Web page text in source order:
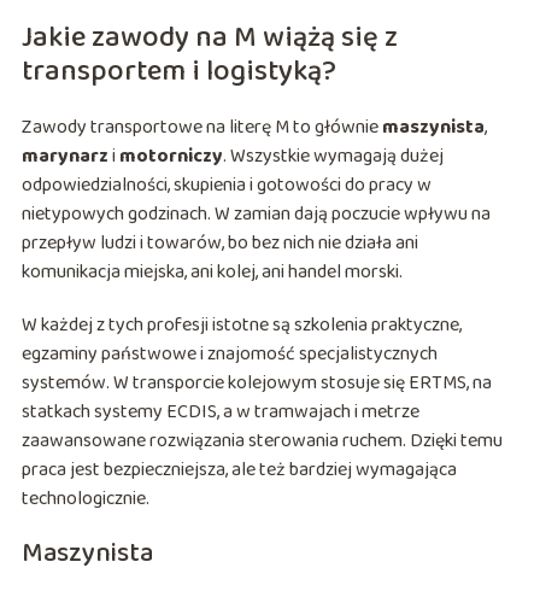
Jakie zawody na M wiążą się z
transportem i logistyką?
Zawody transportowe na literę M to główniemaszynista,
marynarzi motorniczy. Wszystkie wymagają dużej
odpowiedzialności, skupienia i gotowości do pracy w
nietypowych godzinach. W zamian dają poczucie wpływu na
przepływ ludzi i towarów, bo bez nich nie działa ani
komunikacja miejska, ani kolej, ani handel morski.
W każdej z tych profesji istotne są szkolenia praktyczne,
egzaminy państwowe i znajomość specjalistycznych
systemów. W transporcie kolejowym stosuje się ERTMS, na
statkach systemy ECDIS, a w tramwajach i metrze
zaawansowane rozwiązania sterowania ruchem. Dzięki temu
praca jest bezpieczniejsza, ale też bardziej wymagająca
technologicznie.
Maszynista